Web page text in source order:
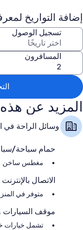
إضافة التواريخ
تسجيل الوصول
المسافرون
المزيد عن هذه
وسائل الراحة في
حمام سباحة/سبا
مغطس ساخن
الاتصال بالإنترنت
متوفر في
موقف السيارات
تشمل خيارات